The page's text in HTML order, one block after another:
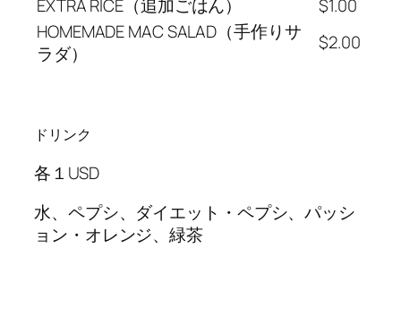
EXTRA RICE（追加ごはん）
$1.00
HOMEMADE MAC SALAD（手作りサ
ラダ）
$2.00
ドリンク
各１USD
水、ペプシ、ダイエット・ペプシ、パッシ
ョン・オレンジ、緑茶